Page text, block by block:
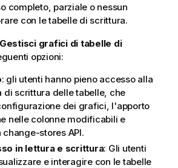
completo, parziale o nessun
con le tabelle di scrittura.
Gestisci grafici di tabelle di
opzioni:
: gli utenti hanno pieno accesso alla
di scrittura delle tabelle, che
dei grafici, l'apporto
nelle colonne modificabili e
change-stores API.
in lettura e scrittura: Gli utenti
e interagire con le tabelle